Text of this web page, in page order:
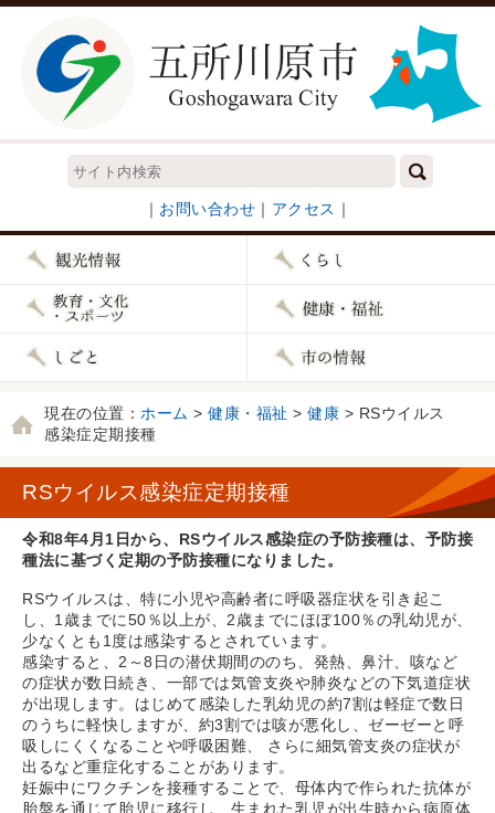
｜ お問い合わせ ｜ アクセス ｜
現在の位置： ホーム > 健康・福祉 > 健康 > RSウイルス
感染症定期接種
RSウイルス感染症定期接種
令和8年4月1日から、RSウイルス感染症の予防接種は、予防接
種法に基づく定期の予防接種になりました。
RSウイルスは、特に小児や高齢者に呼吸器症状を引き起こ
し、1歳までに50％以上が、2歳までにほぼ100％の乳幼児が、
少なくとも1度は感染するとされています。
感染すると、2～8日の潜伏期間ののち、発熱、鼻汁、咳など
の症状が数日続き、一部では気管支炎や肺炎などの下気道症状
が出現します。はじめて感染した乳幼児の約7割は軽症で数日
のうちに軽快しますが、約3割では咳が悪化し、ゼーゼーと呼
吸しにくくなることや呼吸困難、 さらに細気管支炎の症状が
出るなど重症化することがあります。
妊娠中にワクチンを接種することで、母体内で作られた抗体が
胎盤を通じて胎児に移行し、生まれた乳児が出生時から病原体